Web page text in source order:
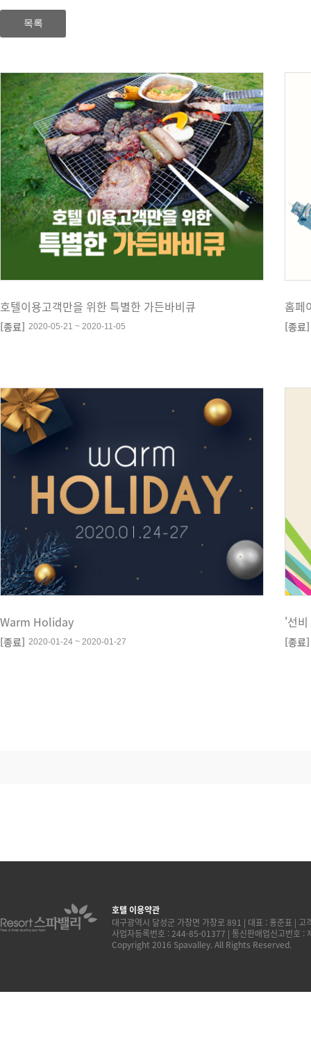
목록
호텔이용고객만을 위한 특별한 가든바비큐
[종료] 2020-05-21 ~ 2020-11-05
홈페
[종료]
Warm Holiday
[종료] 2020-01-24 ~ 2020-01-27
'선
[종료]
호텔 이용약관
대구광역시 달성군 가창면 가창로 891 | 대표 : 홍준표 |
사업자등록번호 : 244-85-01377 | 통신판매업신고번호 :
Copyright 2016 Spavalley. All Rights Reserved.